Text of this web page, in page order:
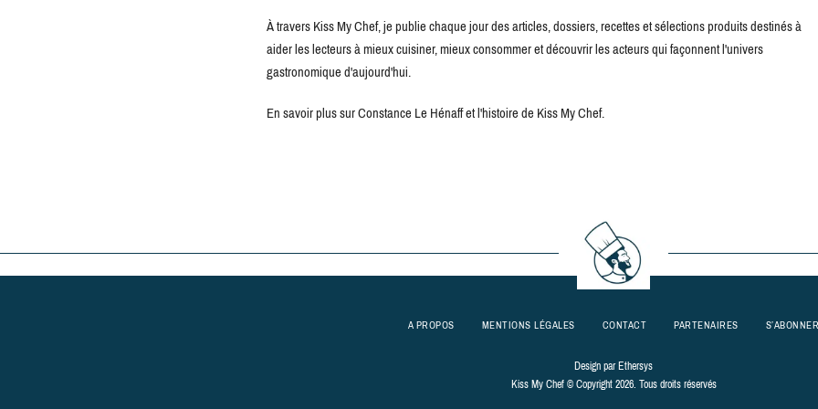
À travers Kiss My Chef, je publie chaque jour des articles, dossiers, recettes et sélections produits destinés à
aider les lecteurs à mieux cuisiner, mieux consommer et découvrir les acteurs qui façonnent l'univers
gastronomique d'aujourd'hui.
En savoir plus sur Constance Le Hénaff et l'histoire de Kiss My Chef.
A PROPOS MENTIONS LÉGALES CONTACT PARTENAIRES
Design parEthersys
Kiss My Chef © Copyright 2026. Tous droits réservés